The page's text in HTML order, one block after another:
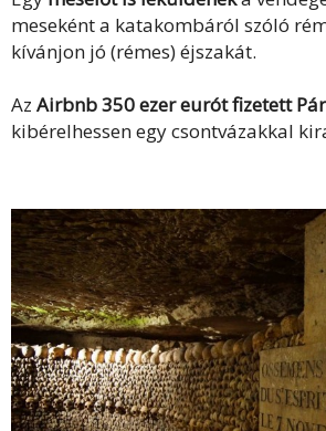
meseként a katakombáról szóló
kívánjon jó (rémes) éjszakát.
Az Airbnb 350 ezer eurót fizetett
kibérelhessen egy csontvázakkal